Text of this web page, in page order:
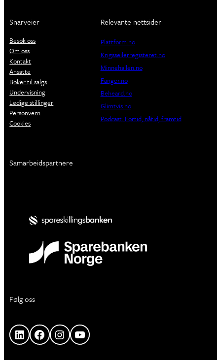
Snarveier
Besøk oss
Om oss
Kontakt
Ansatte
Bøker til salgs
Undervisning
Ledige stillinger
Personvern
Cookies
Relevante nettsider
Plattform.no
Krigsseilerregisteret.no
Minnehallen.no
Fanger.no
Beheard.no
Glimtvis.no
Podcast: Fortid, nåtid, framtid
Samarbeidspartnere
Følg oss
LinkedIn Facebook Instagram YouTube